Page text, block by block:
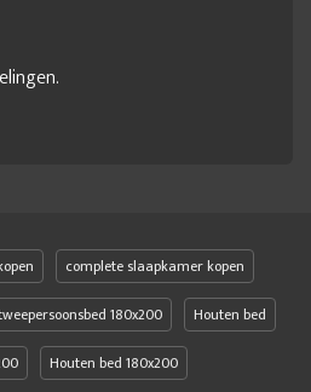
complete slaapkamer kopen
180x200
Houten bed
Houten bed 180x200